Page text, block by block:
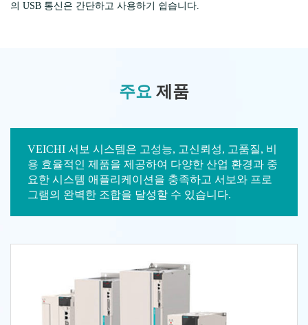
의 USB 통신은 간단하고 사용하기 쉽습니다.
주요 제품
VEICHI 서보 시스템은 고성능, 고신뢰성, 고품질, 비
용 효율적인 제품을 제공하여 다양한 산업 환경과 중
요한 시스템 애플리케이션을 충족하고 서보와 프로
그램의 완벽한 조합을 달성할 수 있습니다.